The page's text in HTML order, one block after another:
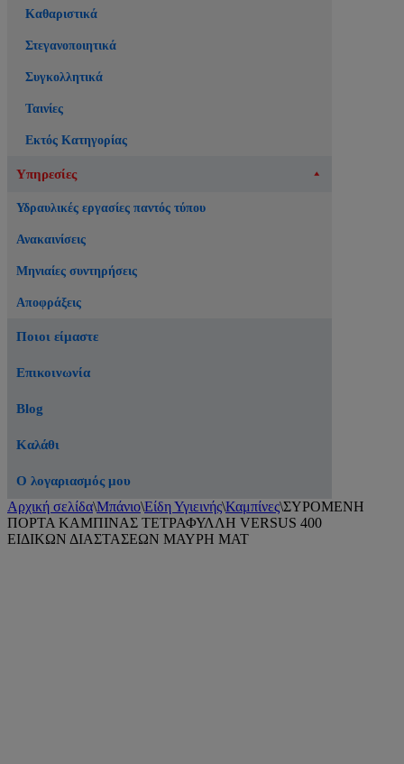
Καθαριστικά
Στεγανοποιητικά
Συγκολλητικά
Ταινίες
Εκτός Κατηγορίας
Υπηρεσίες
Υδραυλικές εργασίες παντός τύπου
Ανακαινίσεις
Μηνιαίες συντηρήσεις
Αποφράξεις
Ποιοι είμαστε
Επικοινωνία
Blog
Καλάθι
Ο λογαριασμός μου
Αρχική σελίδα\Μπάνιο\Είδη Υγιεινής\Καμπίνες\ΣΥΡΟΜΕΝΗ
ΠΟΡΤΑ ΚΑΜΠΙΝΑΣ ΤΕΤΡΑΦΥΛΛΗ VERSUS 400
ΕΙΔΙΚΩΝ ΔΙΑΣΤΑΣΕΩΝ ΜΑΥΡΗ ΜΑΤ